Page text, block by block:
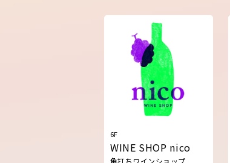
6F
WINE SHOP nico
角打ちワインショップ